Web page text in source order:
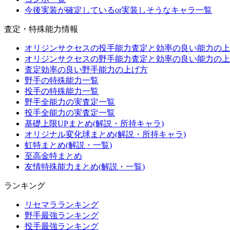
今後実装が確定しているor実装しそうなキャラ一覧
査定・特殊能力情報
オリジンサクセスの投手能力査定と効率の良い能力の
オリジンサクセスの野手能力査定と効率の良い能力の
査定効率の良い野手能力の上げ方
野手の特殊能力一覧
投手の特殊能力一覧
野手全能力の実査定一覧
投手全能力の実査定一覧
基礎上限UPまとめ(解説・所持キャラ)
オリジナル変化球まとめ(解説・所持キャラ)
虹特まとめ(解説・一覧)
至高金特まとめ
友情特殊能力まとめ(解説・一覧)
ランキング
リセマラランキング
野手最強ランキング
投手最強ランキング